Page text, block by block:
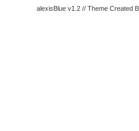
alexisBlue v1.2 // Theme Created